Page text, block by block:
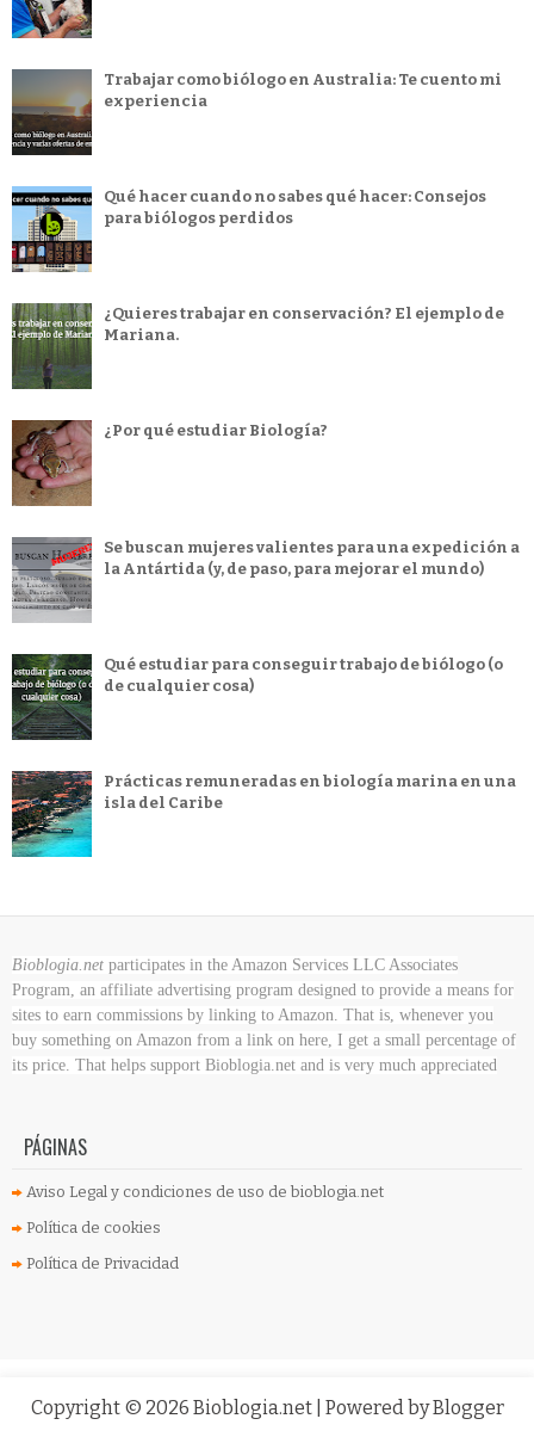
Trabajar como biólogo en Australia: Te cuento mi
experiencia
Qué hacer cuando no sabes qué hacer: Consejos
para biólogos perdidos
¿Quieres trabajar en conservación? El ejemplo de
Mariana.
¿Por qué estudiar Biología?
Se buscan mujeres valientes para una expedición a
la Antártida (y, de paso, para mejorar el mundo)
Qué estudiar para conseguir trabajo de biólogo (o
de cualquier cosa)
Prácticas remuneradas en biología marina en una
isla del Caribe
Bioblogia.net participates in the Amazon Services LLC Associates
Program, an affiliate advertising program designed to provide a means for
sites to earn commissions by linking to Amazon. That is, whenever you
buy something on Amazon from a link on here, I get a small percentage of
its price. That helps support Bioblogia.net and is very much appreciated
PÁGINAS
Aviso Legal y condiciones de uso de bioblogia.net
Política de cookies
Política de Privacidad
Copyright © 2026 Bioblogia.net | Powered byBlogger